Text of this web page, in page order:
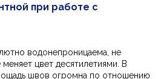
при работе с
водонепроницаема, не
цвет десятилетиями. В
швов огромна по отношению